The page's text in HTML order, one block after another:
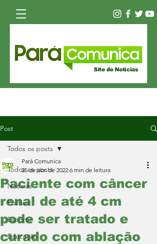
Site de Notícias
Post
Todos os posts
Notícias
Política
Esporte
Educação
Todos os posts
Paciente com câncer
renal de até 4 cm
pode ser tratado e
curado com ablação
Pará Comunica
25 de abr. de 2022 6 min de leitura